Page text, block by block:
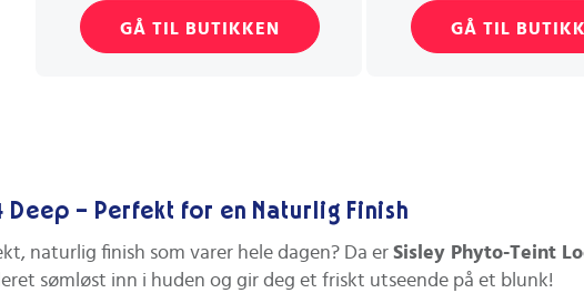
GÅ TIL BUTIKKEN GÅ TIL
– Perfekt for en Naturlig Finish
naturlig finish som varer hele dagen? Da er Sisley Phyto-Teint
sømløst inn i huden og gir deg et friskt utseende på et blunk!